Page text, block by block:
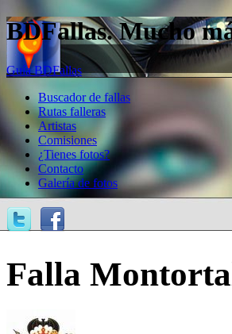
BDFallas. Mucho
Guía BDFallas
Buscador de fallas
Rutas falleras
Artistas
Comisiones
¿Tienes fotos?
Contacto
Galería de fotos
Falla